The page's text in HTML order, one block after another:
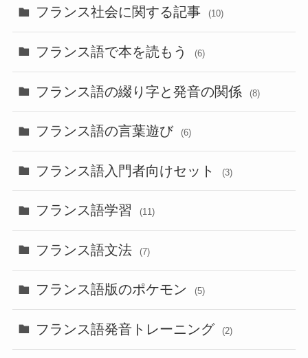
フランス社会に関する記事 (10)
フランス語で本を読もう (6)
フランス語の綴り字と発音の関係 (8)
フランス語の言葉遊び (6)
フランス語入門者向けセット (3)
フランス語学習 (11)
フランス語文法 (7)
フランス語版のポケモン (5)
フランス語発音トレーニング (2)